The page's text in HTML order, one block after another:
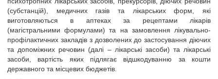
(субстанцій), медичних газів та лікарських форм, які
виготовляються в аптеках за рецептами лікарів
(магістральними формулами) та на замовлення лікувально-
профілактичних закладів з дозволених до застосування діючих
та допоміжних речовин (далі – лікарські засоби) та лікарські
засоби, вартість яких підлягає відшкодуванню за кошти
державного та місцевих бюджетів.